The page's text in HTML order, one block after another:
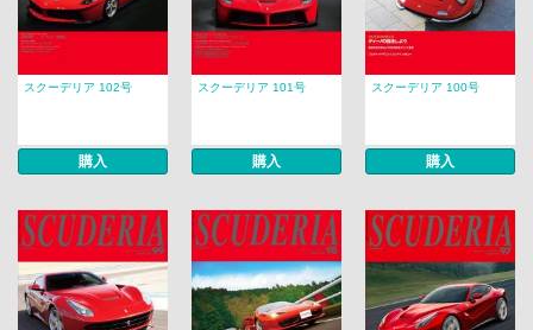
スクーデリア 102号
購入
スクーデリア 101号
購入
スクーデリア 100号
購入